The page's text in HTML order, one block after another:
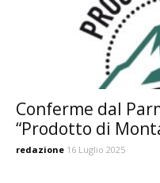
Conferme dal
“Prodotto di
redazione 16 Luglio 2025